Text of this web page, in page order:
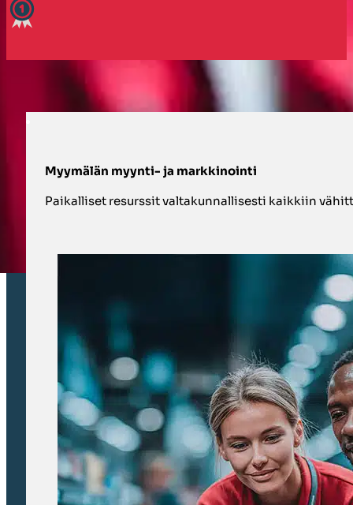
Vapauta myymäläsi potentiaali
Myymälän myynti- ja markkinointi
Paikalliset resurssit valtakunnallisesti kaikkiin